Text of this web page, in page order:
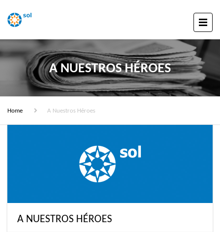
A NUESTROS HÉROES
Home A Nuestros Héroes
A NUESTROS HÉROES